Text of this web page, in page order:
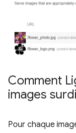
Comment
images
Pour chaque